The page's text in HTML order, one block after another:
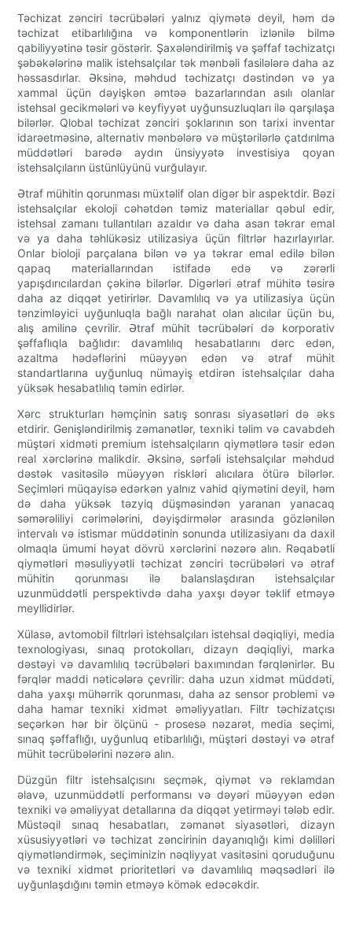
Təchizat zənciri təcrübələri yalnız qiymətə deyil, həm də
təchizat etibarlılığına və komponentlərin izlənilə bilmə
qabiliyyətinə təsir göstərir. Şaxələndirilmiş və şəffaf təchizatçı
şəbəkələrinə malik istehsalçılar tək mənbəli fasilələrə daha az
həssasdırlar. Əksinə, məhdud təchizatçı dəstindən və ya
xammal üçün dəyişkən əmtəə bazarlarından asılı olanlar
istehsal gecikmələri və keyfiyyət uyğunsuzluqları ilə qarşılaşa
bilərlər. Qlobal təchizat zənciri şoklarının son tarixi inventar
idarəetməsinə, alternativ mənbələrə və müştərilərlə çatdırılma
müddətləri barədə aydın ünsiyyətə investisiya qoyan
istehsalçıların üstünlüyünü vurğulayır.
Ətraf mühitin qorunması müxtəlif olan digər bir aspektdir. Bəzi
istehsalçılar ekoloji cəhətdən təmiz materiallar qəbul edir,
istehsal zamanı tullantıları azaldır və daha asan təkrar emal
və ya daha təhlükəsiz utilizasiya üçün filtrlər hazırlayırlar.
Onlar bioloji parçalana bilən və ya təkrar emal edilə bilən
qapaq materiallarından istifadə edə və zərərli
yapışdırıcılardan çəkinə bilərlər. Digərləri ətraf mühitə təsirə
daha az diqqət yetirirlər. Davamlılıq və ya utilizasiya üçün
tənzimləyici uyğunluqla bağlı narahat olan alıcılar üçün bu,
alış amilinə çevrilir. Ətraf mühit təcrübələri də korporativ
şəffaflıqla bağlıdır: davamlılıq hesabatlarını dərc edən,
azaltma hədəflərini müəyyən edən və ətraf mühit
standartlarına uyğunluq nümayiş etdirən istehsalçılar daha
yüksək hesabatlılıq təmin edirlər.
Xərc strukturları həmçinin satış sonrası siyasətləri də əks
etdirir. Genişləndirilmiş zəmanətlər, texniki təlim və cavabdeh
müştəri xidməti premium istehsalçıların qiymətlərə təsir edən
real xərclərinə malikdir. Əksinə, sərfəli istehsalçılar məhdud
dəstək vasitəsilə müəyyən riskləri alıcılara ötürə bilərlər.
Seçimləri müqayisə edərkən yalnız vahid qiymətini deyil, həm
də daha yüksək təzyiq düşməsindən yaranan yanacaq
səmərəliliyi cərimələrini, dəyişdirmələr arasında gözlənilən
intervalı və istismar müddətinin sonunda utilizasiyanı da daxil
olmaqla ümumi həyat dövrü xərclərini nəzərə alın. Rəqabətli
qiymətləri məsuliyyətli təchizat zənciri təcrübələri və ətraf
mühitin qorunması ilə balanslaşdıran istehsalçılar
uzunmüddətli perspektivdə daha yaxşı dəyər təklif etməyə
meyllidirlər.
Xülasə, avtomobil filtrləri istehsalçıları istehsal dəqiqliyi, media
texnologiyası, sınaq protokolları, dizayn dəqiqliyi, marka
dəstəyi və davamlılıq təcrübələri baxımından fərqlənirlər. Bu
fərqlər maddi nəticələrə çevrilir: daha uzun xidmət müddəti,
daha yaxşı mühərrik qorunması, daha az sensor problemi və
daha hamar texniki xidmət əməliyyatları. Filtr təchizatçısı
seçərkən hər bir ölçünü - prosesə nəzarət, media seçimi,
sınaq şəffaflığı, uyğunluq etibarlılığı, müştəri dəstəyi və ətraf
mühit təcrübələrini nəzərə alın.
Düzgün filtr istehsalçısını seçmək, qiymət və reklamdan
əlavə, uzunmüddətli performansı və dəyəri müəyyən edən
texniki və əməliyyat detallarına da diqqət yetirməyi tələb edir.
Müstəqil sınaq hesabatları, zəmanət siyasətləri, dizayn
xüsusiyyətləri və təchizat zəncirinin dayanıqlığı kimi dəlilləri
qiymətləndirmək, seçiminizin nəqliyyat vasitəsini qoruduğunu
və texniki xidmət prioritetləri və davamlılıq məqsədləri ilə
uyğunlaşdığını təmin etməyə kömək edəcəkdir.